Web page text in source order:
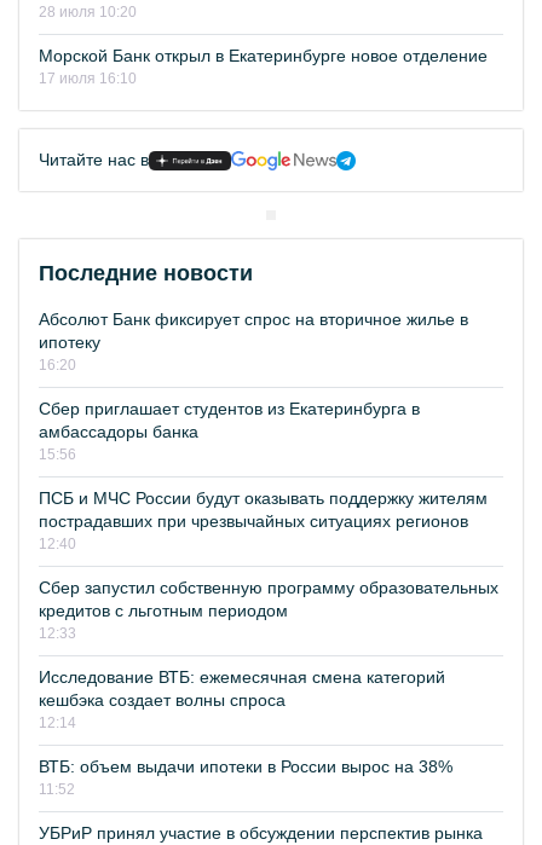
28 июля 10:20
Морской Банк открыл в Екатеринбурге новое отделение
17 июля 16:10
Читайте нас в
Последние новости
Абсолют Банк фиксирует спрос на вторичное жилье в
ипотеку
16:20
Сбер приглашает студентов из Екатеринбурга в
амбассадоры банка
15:56
ПСБ и МЧС России будут оказывать поддержку жителям
пострадавших при чрезвычайных ситуациях регионов
12:40
Сбер запустил собственную программу образовательных
кредитов с льготным периодом
12:33
Исследование ВТБ: ежемесячная смена категорий
кешбэка создает волны спроса
12:14
ВТБ: объем выдачи ипотеки в России вырос на 38%
11:52
УБРиР принял участие в обсуждении перспектив рынка